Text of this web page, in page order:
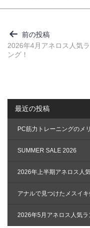
稿
ナ
ビ
シ
ョ
ン
前の投稿
2026年4月アネロス人気
ング！
最近の投稿
PC筋力トレーニングのメ
SUMMER SALE 2026
2026年上半期アネロス人
アナルで見つけたメスイ
2026年5月アネロス人気ラ